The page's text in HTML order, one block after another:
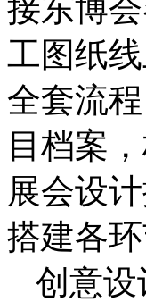
接东博
工图纸
全套流
目档案
展会设
搭建各环
创意